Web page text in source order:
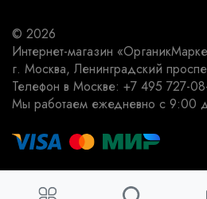
© 2026
Интернет-магазин
г. Москва, Ленинградский
Телефон в Москве: +7 495 727-
Мы работаем ежедневно с 9:00